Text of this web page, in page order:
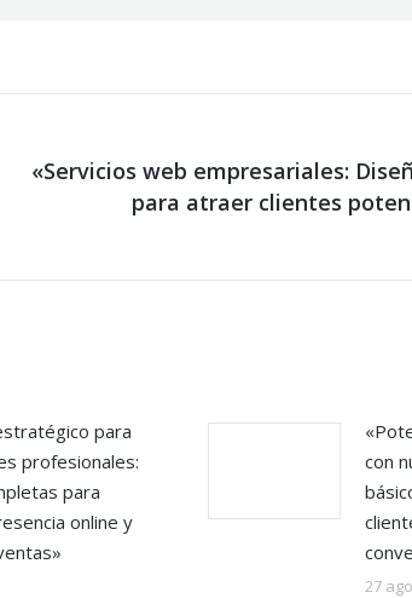
«Servicios web empresariales:
para atraer clientes
para
profesionales:
para
online y
con
27